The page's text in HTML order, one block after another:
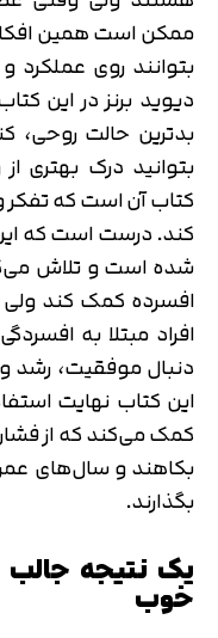
ممکن است همین افکار
بتوانند روی عملکرد
دیوید برنز در این
بدترین حالت روحی،
بتوانید درک بهتری
کتاب آن است که تفکر
کند. درست است که
شده است و تلاش
افسرده کمک کند ولی
افراد مبتلا به
دنبال موفقیت، رشد
این کتاب نهایت
کمک می‌کند که از
بکاهند و سال‌های
بگذارند.
یک نتیجه جالب
خوب